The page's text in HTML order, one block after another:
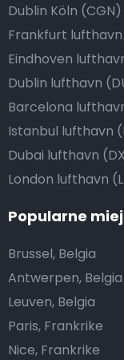
Dublin Köln (CGN)
Frankfurt lufthavn
Eindhoven
Dublin lufthavn
Barcelona
Istanbul lufthavn
Dubai lufthavn
London lufthavn
Popularne
Brussel, Belgia
Antwerpen, Belgia
Leuven, Belgia
Paris, Frankrike
Nice, Frankrike